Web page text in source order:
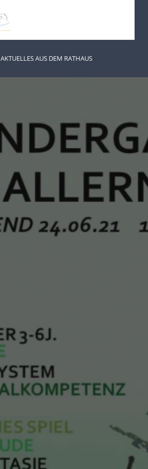
AKTUELLES AUS DEM RATHAUS